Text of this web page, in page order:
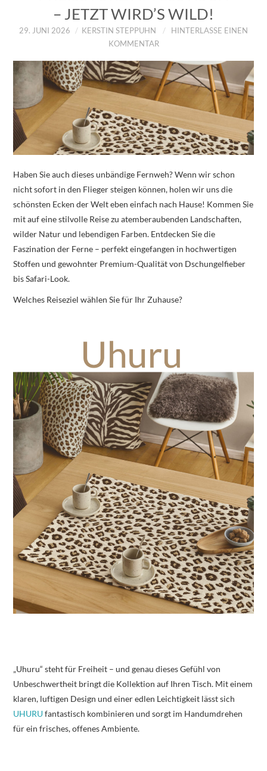
– JETZT WIRD’S WILD!
29. JUNI 2026 KERSTIN STEPPUHN
HINTERLASSE EINEN
KOMMENTAR
Haben Sie auch dieses unbändige Fernweh? Wenn wir schon
nicht sofort in den Flieger steigen können, holen wir uns die
schönsten Ecken der Welt eben einfach nach Hause! Kommen Sie
mit auf eine stilvolle Reise zu atemberaubenden Landschaften,
wilder Natur und lebendigen Farben. Entdecken Sie die
Faszination der Ferne – perfekt eingefangen in hochwertigen
Stoffen und gewohnter Premium-Qualität von Dschungelfieber
bis Safari-Look.
Welches Reiseziel wählen Sie für Ihr Zuhause?
„Uhuru“ steht für Freiheit – und genau dieses Gefühl von
Unbeschwertheit bringt die Kollektion auf Ihren Tisch. Mit einem
klaren, luftigen Design und einer edlen Leichtigkeit lässt sich
UHURUfantastisch kombinieren und sorgt im Handumdrehen
für ein frisches, offenes Ambiente.